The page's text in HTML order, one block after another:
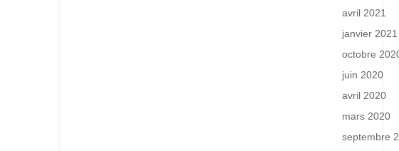
avril 2021
janvier 2021
octobre
juin 2020
avril 2020
mars 2020
septembre